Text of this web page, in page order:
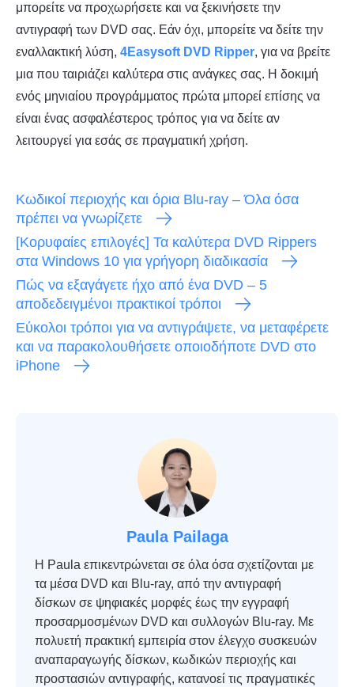
μπορείτε να προχωρήσετε και να ξεκινήσετε την
αντιγραφή των DVD σας. Εάν όχι, μπορείτε να δείτε την
εναλλακτική λύση, 4Easysoft DVD Ripper, για να βρείτε
μια που ταιριάζει καλύτερα στις ανάγκες σας. Η δοκιμή
ενός μηνιαίου προγράμματος πρώτα μπορεί επίσης να
είναι ένας ασφαλέστερος τρόπος για να δείτε αν
λειτουργεί για εσάς σε πραγματική χρήση.
Κωδικοί περιοχής και όρια Blu-ray – Όλα όσα
πρέπει να γνωρίζετε
[Κορυφαίες επιλογές] Τα καλύτερα DVD Rippers
στα Windows 10 για γρήγορη διαδικασία
Πώς να εξαγάγετε ήχο από ένα DVD – 5
αποδεδειγμένοι πρακτικοί τρόποι
Εύκολοι τρόποι για να αντιγράψετε, να μεταφέρετε
και να παρακολουθήσετε οποιοδήποτε DVD στο
iPhone
Paula Pailaga
Η Paula επικεντρώνεται σε όλα όσα σχετίζονται με
τα μέσα DVD και Blu-ray, από την αντιγραφή
δίσκων σε ψηφιακές μορφές έως την εγγραφή
προσαρμοσμένων DVD και συλλογών Blu-ray. Με
πολυετή πρακτική εμπειρία στον έλεγχο συσκευών
αναπαραγωγής δίσκων, κωδικών περιοχής και
προστασιών αντιγραφής, κατανοεί τις πραγματικές